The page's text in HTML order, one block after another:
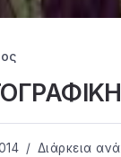
Διάρκεια